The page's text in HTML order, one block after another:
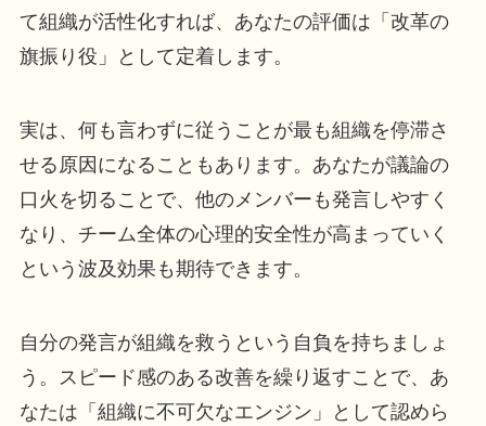
て組織が活性化すれば、あなたの評価は「改革の
旗振り役」として定着します。
実は、何も言わずに従うことが最も組織を停滞さ
せる原因になることもあります。あなたが議論の
口火を切ることで、他のメンバーも発言しやすく
なり、チーム全体の心理的安全性が高まっていく
という波及効果も期待できます。
自分の発言が組織を救うという自負を持ちましょ
う。スピード感のある改善を繰り返すことで、あ
なたは「組織に不可欠なエンジン」として認めら